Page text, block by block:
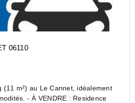
06110
(11 m²) au Le Cannet, idéalement
- À VENDRE : Residence